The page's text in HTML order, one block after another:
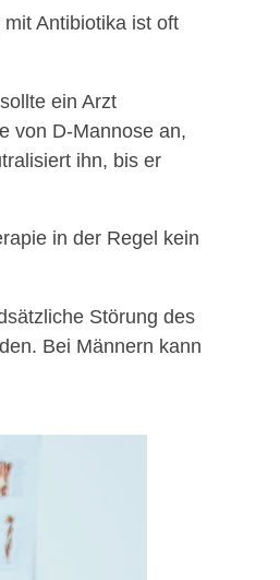
Antibiotika ist oft
ein Arzt
von D-Mannose an,
ihn, bis er
in der Regel kein
Störung des
Bei Männern kann